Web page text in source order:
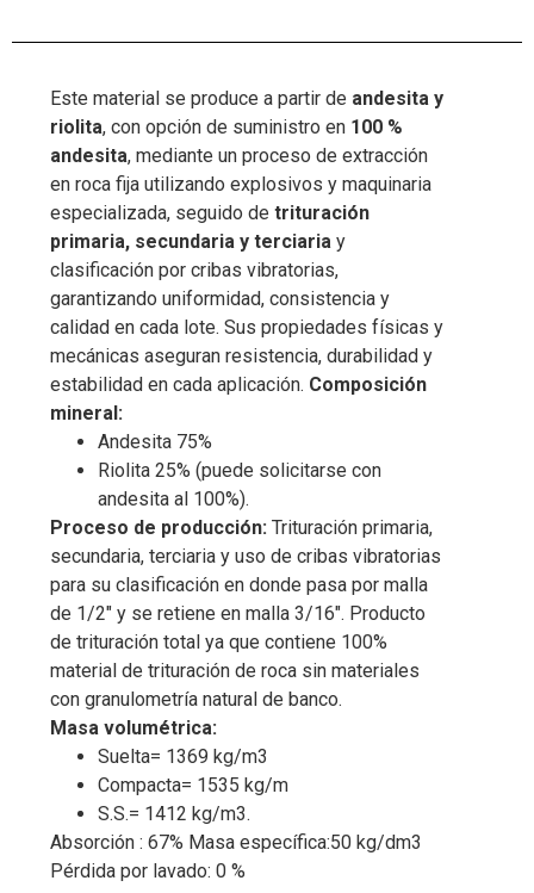
Este material se produce a partir de andesita y
riolita, con opción de suministro en 100 %
andesita, mediante un proceso de extracción
en roca fija utilizando explosivos y maquinaria
especializada, seguido de trituración
primaria, secundaria y terciaria y
clasificación por cribas vibratorias,
garantizando uniformidad, consistencia y
calidad en cada lote. Sus propiedades físicas y
mecánicas aseguran resistencia, durabilidad y
estabilidad en cada aplicación. Composición
mineral:
Andesita 75%
Riolita 25% (puede solicitarse con
andesita al 100%).
Proceso de producción: Trituración primaria,
secundaria, terciaria y uso de cribas vibratorias
para su clasificación en donde pasa por malla
de 1/2″ y se retiene en malla 3/16″. Producto
de trituración total ya que contiene 100%
material de trituración de roca sin materiales
con granulometría natural de banco.
Masa volumétrica:
Suelta= 1369 kg/m3
Compacta= 1535 kg/m
S.S.= 1412 kg/m3.
Absorción : 67% Masa específica:50 kg/dm3
Pérdida por lavado: 0 %